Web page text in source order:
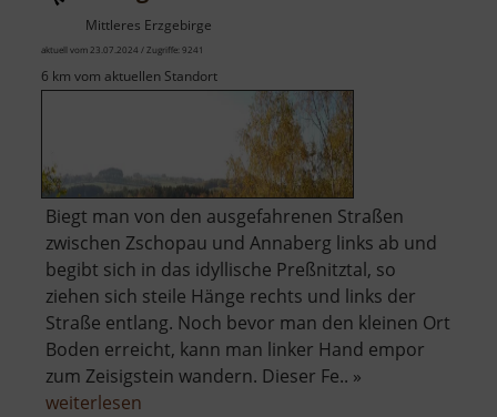
Mittleres Erzgebirge
aktuell vom 23.07.2024 / Zugriffe: 9241
6 km vom aktuellen Standort
Biegt man von den ausgefahrenen Straßen
zwischen Zschopau und Annaberg links ab und
begibt sich in das idyllische Preßnitztal, so
ziehen sich steile Hänge rechts und links der
Straße entlang. Noch bevor man den kleinen Ort
Boden erreicht, kann man linker Hand empor
zum Zeisigstein wandern. Dieser Fe.. »
weiterlesen